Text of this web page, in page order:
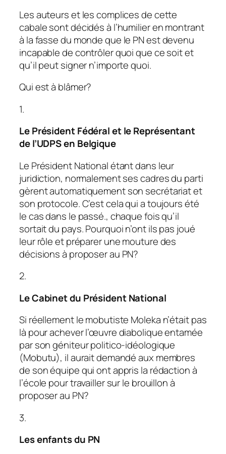
Les auteurs et les complices de cette
cabale sont décidés à l’humilier en montrant
à la fasse du monde que le PN est devenu
incapable de contrôler quoi que ce soit et
qu’il peut signer n’importe quoi.
Qui est à blâmer?
1.
Le Président Fédéral et le Représentant
de l’UDPS en Belgique
Le Président National étant dans leur
juridiction, normalement ses cadres du parti
gèrent automatiquement son secrétariat et
son protocole. C’est cela qui a toujours été
le cas dans le passé., chaque fois qu’il
sortait du pays. Pourquoi n’ont ils pas joué
leur rôle et préparer une mouture des
décisions à proposer au PN?
2.
Le Cabinet du Président National
Si réellement le mobutiste Moleka n’était pas
là pour achever l’œuvre diabolique entamée
par son géniteur politico-idéologique
(Mobutu), il aurait demandé aux membres
de son équipe qui ont appris la rédaction à
l’école pour travailler sur le brouillon à
proposer au PN?
3.
Les enfants du PN